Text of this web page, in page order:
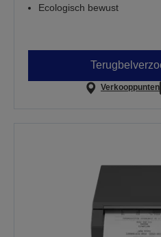
Ecologisch bewust
Verkooppunten